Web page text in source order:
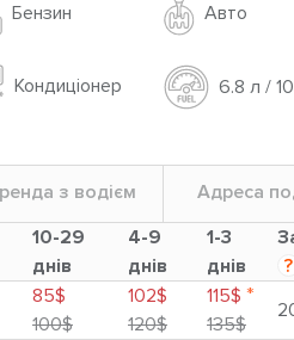
Бензин Авто
Кондиціонер 6.8 л /
з водієм Адреса
10-29
днів
4-9
днів
1-3
днів
?
85$
100$
102$
120$
115$ *
135$